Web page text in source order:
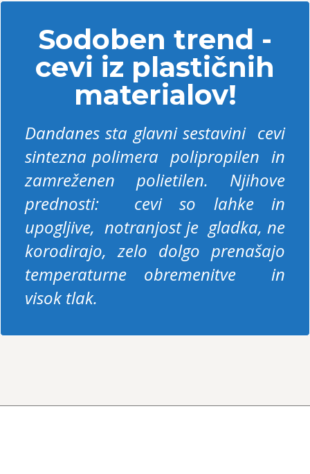
Sodoben trend -
cevi iz plastičnih
materialov!
Dandanes sta glavni sestavini cevi
sintezna polimera polipropilen in
zamreženen polietilen. Njihove
prednosti: cevi so lahke in
upogljive, notranjost je gladka, ne
korodirajo, zelo dolgo prenašajo
temperaturne obremenitve in
visok tlak.